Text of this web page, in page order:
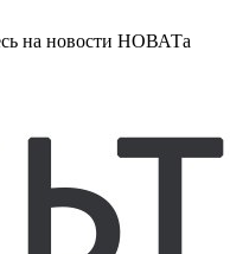
на новости НОВАТа